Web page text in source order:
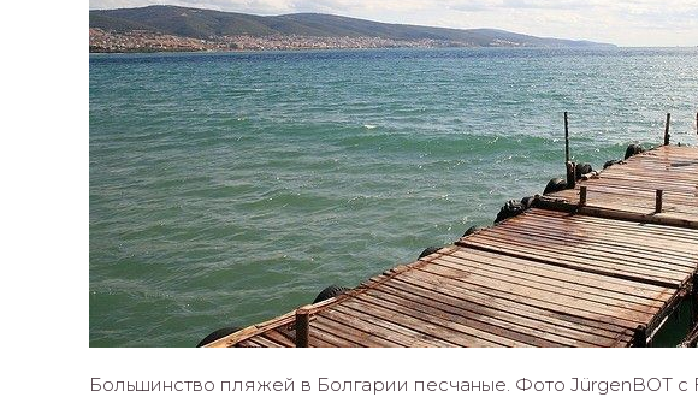
Большинство пляжей в Болгарии песчаные. Фото JürgenBOT с